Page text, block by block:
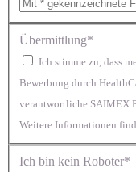
Übermittlung*
Ich stimme zu, dass
Bewerbung durch HealthCareTalent sowie die organisatorisch
verantwortliche SAIMEX PERSONAL erhoben
Ich bin kein Roboter*